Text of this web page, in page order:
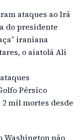
ataques ao Irã
do presidente
iraniana
o aiatolá Ali
Pérsico
mil mortes desde
Washington não